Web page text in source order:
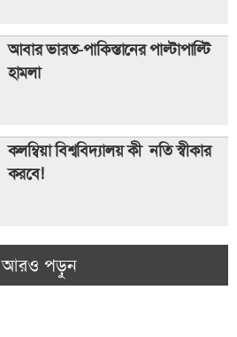
আবার ভারত-পাকিস্তানের পাল্টাপাল্টি
হামলা
কলম্বিয়া বিশ্ববিদ্যালয় কী নতি স্বীকার
করবে!
আরও পড়ুন